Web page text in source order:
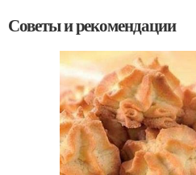
Советы и рекомендации